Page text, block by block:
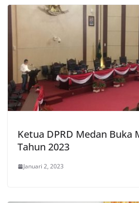
Ketua DPRD Medan Buka
Tahun 2023
Januari 2, 2023